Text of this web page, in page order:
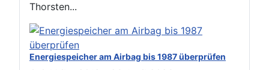
Thorsten...
Energiespeicher am Airbag bis 1987 überprüfen